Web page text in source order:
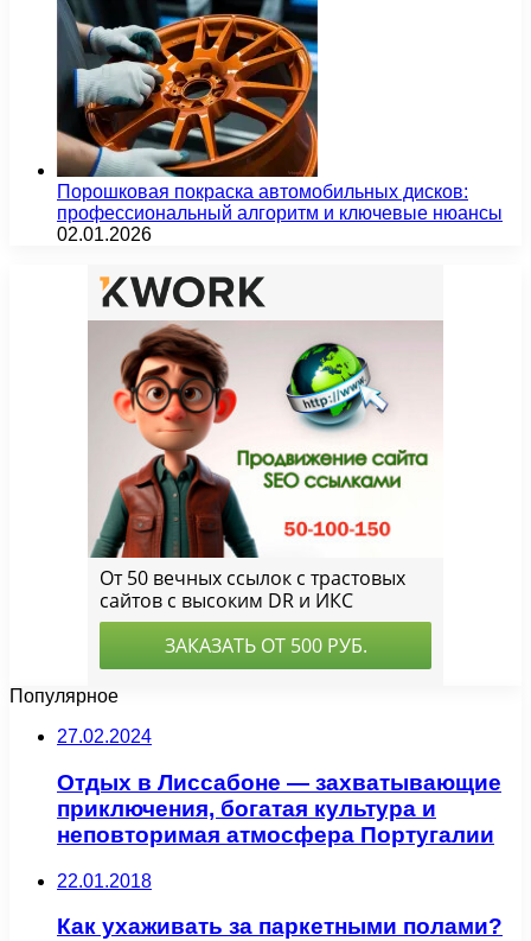
Порошковая покраска автомобильных дисков:
профессиональный алгоритм и ключевые нюансы
02.01.2026
Популярное
27.02.2024
Отдых в Лиссабоне — захватывающие
приключения, богатая культура и
неповторимая атмосфера Португалии
22.01.2018
Как ухаживать за паркетными полами?